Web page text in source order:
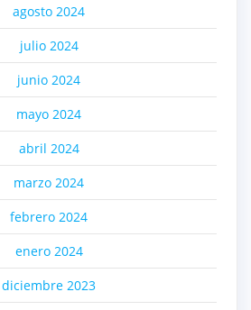
agosto 2024
julio 2024
junio 2024
mayo 2024
abril 2024
marzo 2024
febrero 2024
enero 2024
diciembre 2023